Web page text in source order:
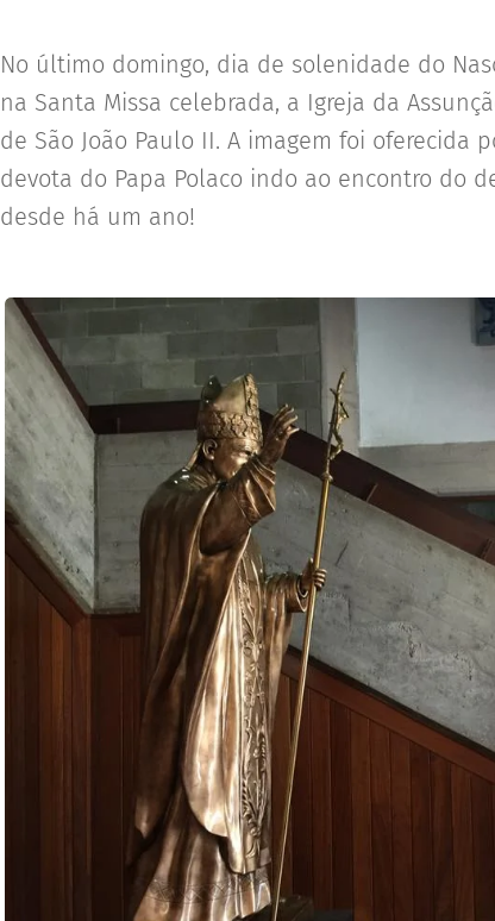
No último domingo, dia de solenidade do
na Santa Missa celebrada, a Igreja da
de São João Paulo II. A imagem foi
devota do Papa Polaco indo ao encontro do
desde há um ano!